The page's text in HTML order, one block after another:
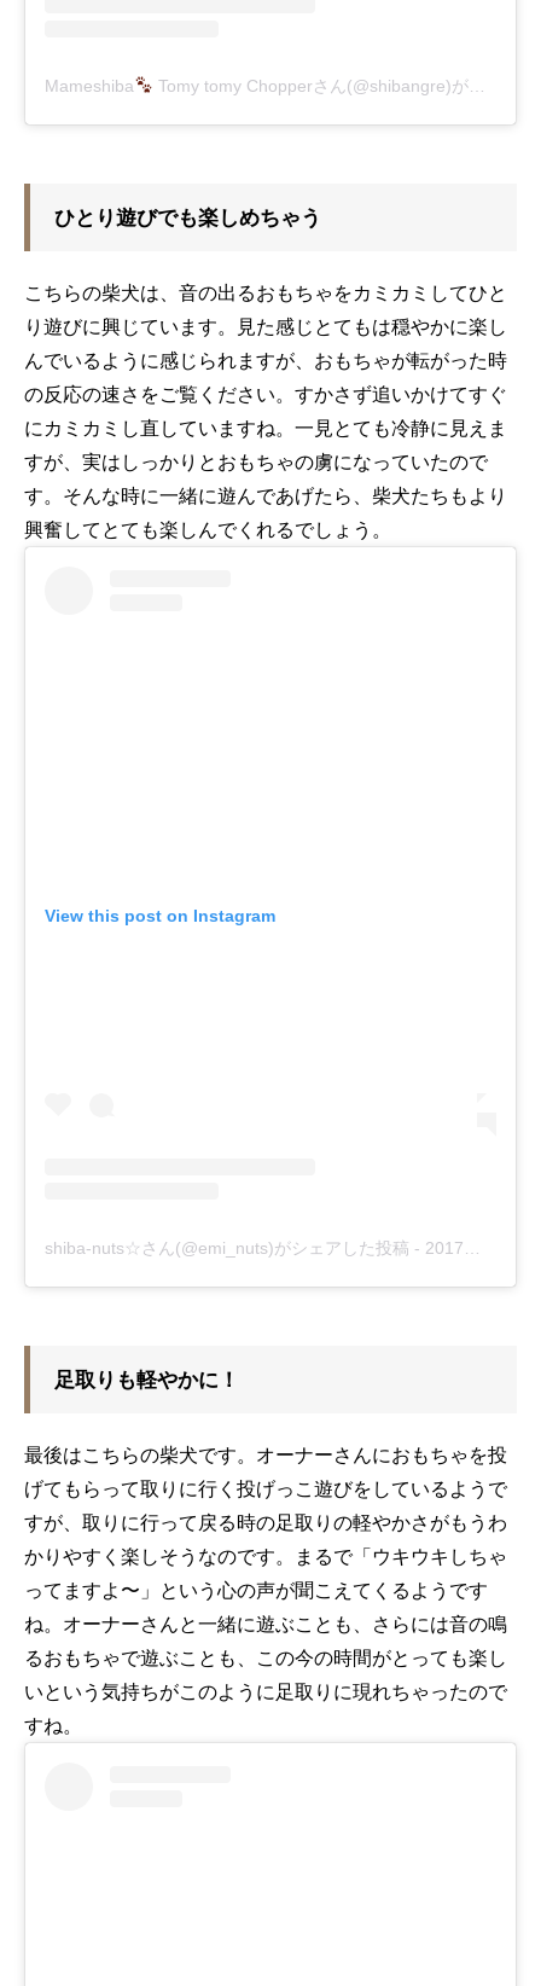
Mameshiba Tomy tomy Chopperさん(@shibangre)がシェアした投稿
ひとり遊びでも楽しめちゃう
こちらの柴犬は、音の出るおもちゃをカミカミしてひと
り遊びに興じています。見た感じとてもは穏やかに楽し
んでいるように感じられますが、おもちゃが転がった時
の反応の速さをご覧ください。すかさず追いかけてすぐ
にカミカミし直していますね。一見とても冷静に見えま
すが、実はしっかりとおもちゃの虜になっていたので
す。そんな時に一緒に遊んであげたら、柴犬たちもより
興奮してとても楽しんでくれるでしょう。
View this post on Instagram
shiba-nuts☆さん(@emi_nuts)がシェアした投稿 - 2017年 7月月19日午前4時03分PDT
足取りも軽やかに！
最後はこちらの柴犬です。オーナーさんにおもちゃを投
げてもらって取りに行く投げっこ遊びをしているようで
すが、取りに行って戻る時の足取りの軽やかさがもうわ
かりやすく楽しそうなのです。まるで「ウキウキしちゃ
ってますよ〜」という心の声が聞こえてくるようです
ね。オーナーさんと一緒に遊ぶことも、さらには音の鳴
るおもちゃで遊ぶことも、この今の時間がとっても楽し
いという気持ちがこのように足取りに現れちゃったので
すね。